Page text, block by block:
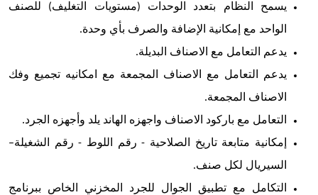
يسمح النظام بتعدد الوحدات (مستويات التغليف) للصنف
الواحد مع إمكانية الإضافة والصرف بأي وحدة.
يدعم التعامل مع الاصناف البديلة.
يدعم التعامل مع الاصناف المجمعة مع امكانيه تجميع وفك
الاصناف المجمعة.
التعامل مع باركود الاصناف واجهزه الهاند يلد وأجهزه الجرد.
إمكانية متابعة تاريخ الصلاحية - رقم اللوط - رقم الشغيلة–
السيريال لكل صنف.
التكامل مع تطبيق الجوال للجرد المخزني الخاص ببرنامج